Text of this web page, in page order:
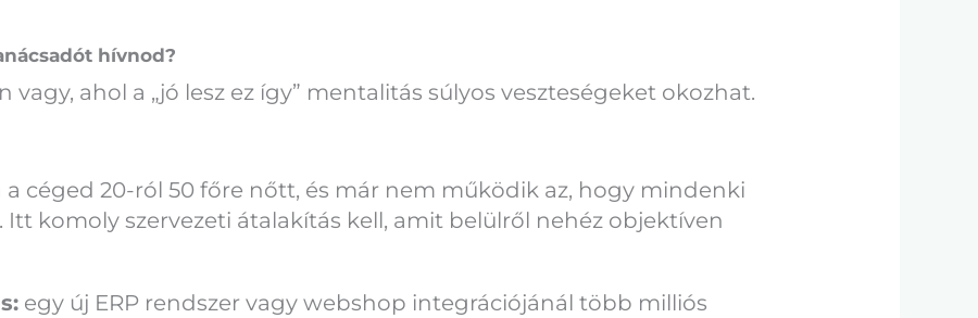
hívnod?
vagy, ahol a „jó lesz ez így” mentalitás súlyos veszteségeket okozhat.
a céged 20-ról 50 főre nőtt, és már nem működik az, hogy mindenki
komoly szervezeti átalakítás kell, amit belülről nehéz objektíven
egy új ERP rendszer vagy webshop integrációjánál több milliós